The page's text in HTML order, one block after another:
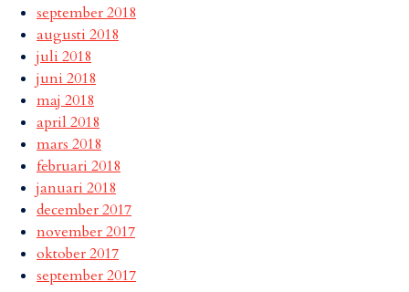
september 2018
augusti 2018
juli 2018
juni 2018
maj 2018
april 2018
mars 2018
februari 2018
januari 2018
december 2017
november 2017
oktober 2017
september 2017